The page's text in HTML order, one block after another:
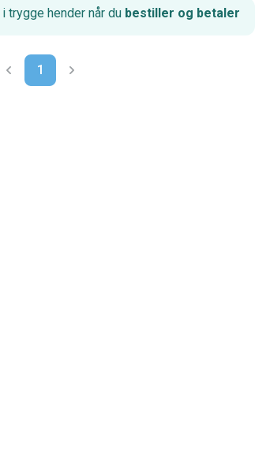
trygge hender når du bestiller og betaler
1